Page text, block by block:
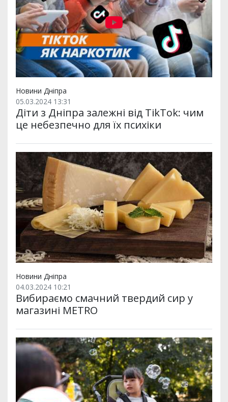
Новини Дніпра
05.03.2024 13:31
Діти з Дніпра залежні від TikTok: чим
це небезпечно для їх психіки
Новини Дніпра
04.03.2024 10:21
Вибираємо смачний твердий сир у
магазині METRO